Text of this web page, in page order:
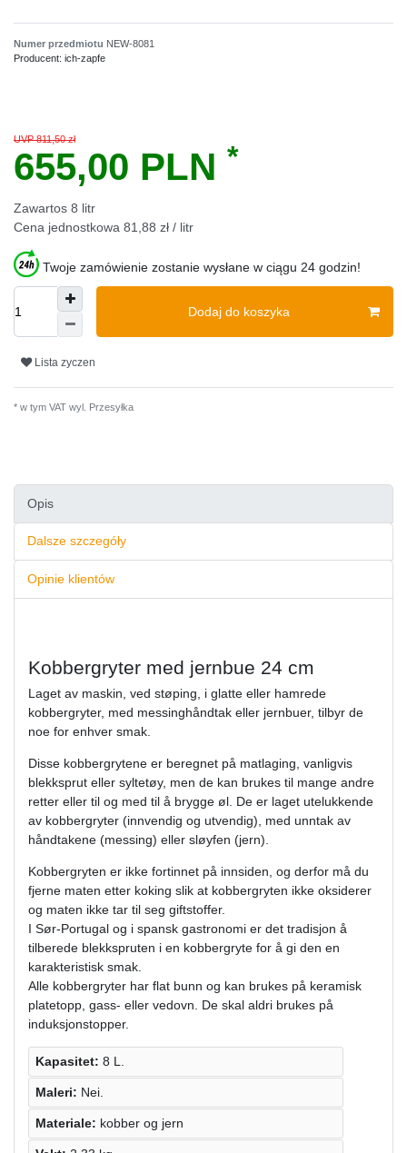
Numer przedmiotu NEW-8081
Producent: ich-zapfe
UVP 811,50 zł
655,00 PLN *
Zawartos 8 litr
Cena jednostkowa 81,88 zł / litr
Twoje zamówienie zostanie wysłane w ciągu 24 godzin!
Dodaj do koszyka
Lista zyczen
* w tym VAT wyl. Przesyłka
Opis
Dalsze szczegóły
Opinie klientów
Kobbergryter med jernbue 24 cm
Laget av maskin, ved støping, i glatte eller hamrede
kobbergryter, med messinghåndtak eller jernbuer, tilbyr de
noe for enhver smak.
Disse kobbergrytene er beregnet på matlaging, vanligvis
blekksprut eller syltetøy, men de kan brukes til mange andre
retter eller til og med til å brygge øl. De er laget utelukkende
av kobbergryter (innvendig og utvendig), med unntak av
håndtakene (messing) eller sløyfen (jern).
Kobbergryten er ikke fortinnet på innsiden, og derfor må du
fjerne maten etter koking slik at kobbergryten ikke oksiderer
og maten ikke tar til seg giftstoffer.
I Sør-Portugal og i spansk gastronomi er det tradisjon å
tilberede blekkspruten i en kobbergryte for å gi den en
karakteristisk smak.
Alle kobbergryter har flat bunn og kan brukes på keramisk
platetopp, gass- eller vedovn. De skal aldri brukes på
induksjonstopper.
Kapasitet: 8 L.
Maleri: Nei.
Materiale: kobber og jern